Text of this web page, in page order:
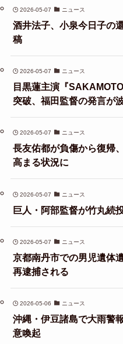
2026-05-07 ニュース
酒井法子、小泉今日子の
稿
2026-05-07 ニュース
目黒蓮主演『
突破、福田監督の発言が
2026-05-07 ニュース
長友佑都が負傷から復帰
高まる状況に
2026-05-07 ニュース
巨人・阿部監督が竹丸続
2026-05-07 ニュース
京都南丹市での男児遺体
再逮捕される
2026-05-06 ニュース
沖縄・伊豆諸島で大雨警
意喚起